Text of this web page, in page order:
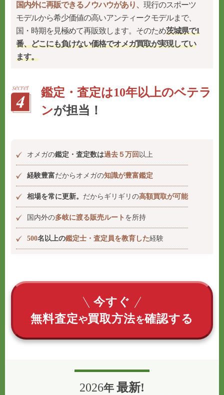
国内外に再販できるノウハウがあり、現行のスポーツ
モデルから希少価値の高いアンティークモデルまで、
国・時期を見極めて再販致します。そのため茨城県で1
番、どこにも負けない価格でオメガ買取が実現してい
ます。
鑑定・査定は10年以上のベテラ
ンが担当！
オメガの鑑定・査定数は過去５万回 以上
経験豊富だからオメガの知識が豊富鑑定
相場を常に更新。 だからギリギリの高額買取が可能
国内外の多岐に渡る販売ルート を所持
500名以上の鑑定士・査定員を教育した経験
今すぐ
無料査定や買取方法を確認する
2026年 最新!